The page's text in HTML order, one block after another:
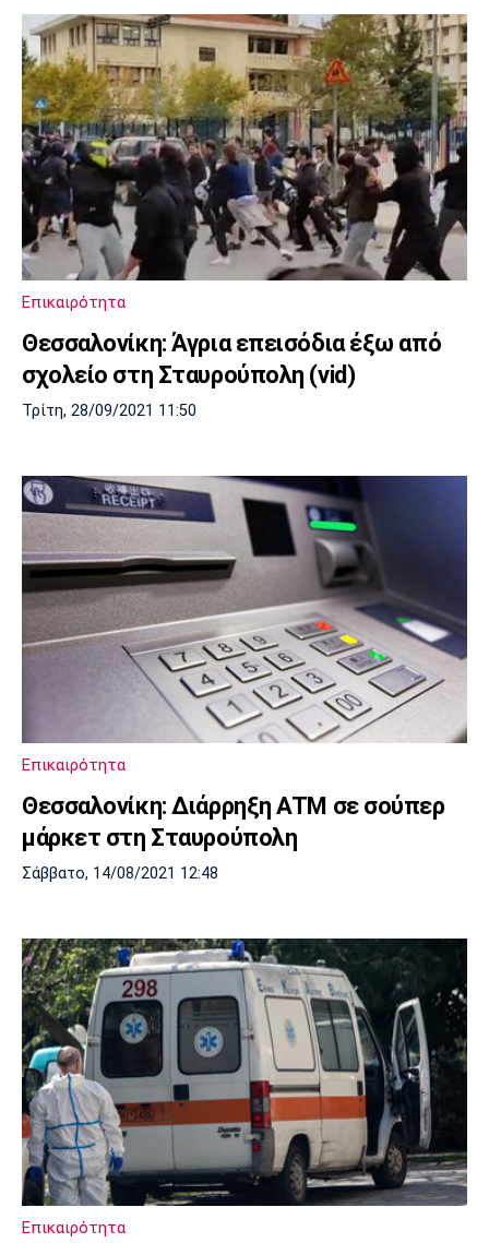
Επικαιρότητα
Θεσσαλονίκη: Άγρια επεισόδια έξω από
σχολείο στη Σταυρούπολη (vid)
Τρίτη, 28/09/2021 11:50
Επικαιρότητα
Θεσσαλονίκη: Διάρρηξη ATM σε σούπερ
μάρκετ στη Σταυρούπολη
Σάββατο, 14/08/2021 12:48
Επικαιρότητα